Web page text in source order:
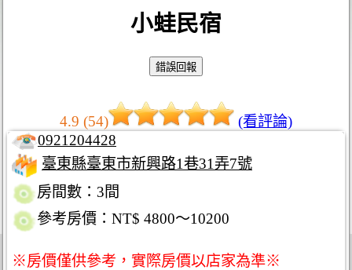
小蛙民宿
4.9 (54)
(看評論)
0921204428
臺東縣臺東市新興路1巷31弄7號
房間數：3間
參考房價：NT$ 4800～10200
※房價僅供參考，實際房價以店家為準※